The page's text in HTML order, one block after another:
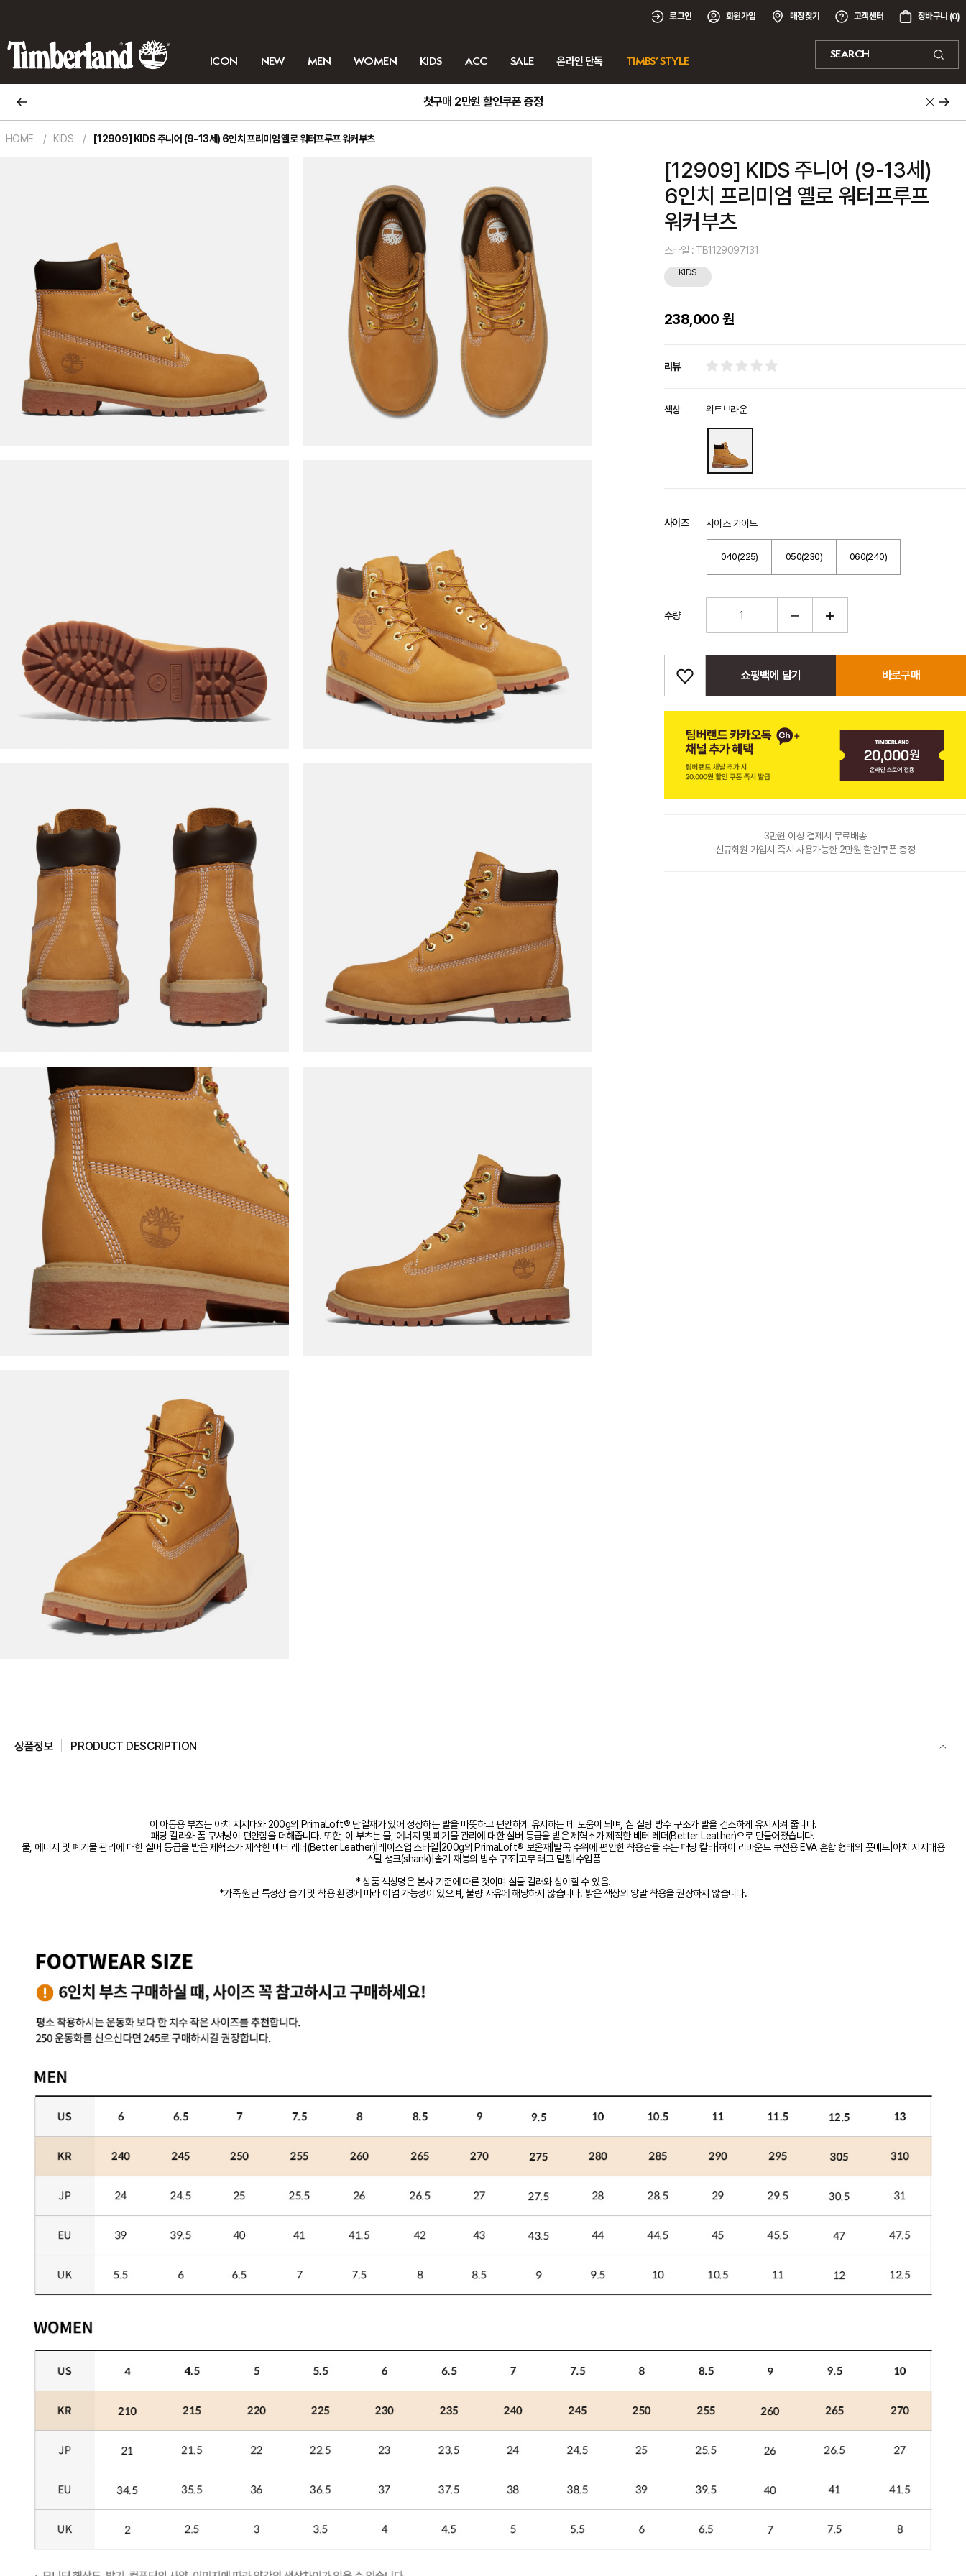
로그인 회원가입 매장찾기 고객센터 장바구니 (0)
ICON NEW MEN WOMEN KIDS ACC SALE 온라인 단독 TIMBS’ STYLE
SEARCH
첫구매 2만원 할인쿠폰 증정
HOME KIDS [12909] KIDS 주니어 (9-13세) 6인치 프리미엄 옐로 워터프루프 워커부츠
[12909] KIDS 주니어 (9-13세)
6인치 프리미엄 옐로 워터프루프
워커부츠
스타일 : TB1129097131
KIDS
238,000 원
리뷰
색상 위트브라운
사이즈 사이즈 가이드
040(225) 050(230) 060(240)
수량
쇼핑백에 담기 바로구매
3만원 이상 결제시 무료배송
신규회원 가입시 즉시 사용가능한 2만원 할인쿠폰 증정
상품정보 PRODUCT DESCRIPTION
이 아동용 부츠는 아치 지지대와 200g의 PrimaLoft® 단열재가 있어 성장하는 발을 따뜻하고 편안하게 유지하는 데 도움이 되며, 심 실링 방수 구조가 발을 건조하게 유지시켜 줍니다.
패딩 칼라와 폼 쿠셔닝이 편안함을 더해줍니다. 또한, 이 부츠는 물, 에너지 및 폐기물 관리에 대한 실버 등급을 받은 제혁소가 제작한 베터 레더(Better Leather)으로 만들어졌습니다.
물, 에너지 및 폐기물 관리에 대한 실버 등급을 받은 제혁소가 제작한 베터 레더(Better Leather)|레이스업 스타일|200g의 PrimaLoft® 보온재|발목 주위에 편안한 착용감을 주는 패딩 칼라|하이 리바운드 쿠션용 EVA 혼합 형태의 풋베드|아치 지지대용
스틸 섕크(shank)|솔기 재봉의 방수 구조|고무 러그 밑창|수입품
* 상품 색상명은 본사 기준에 따른 것이며 실물 컬러와 상이할 수 있음.
*가죽 원단 특성상 습기 및 착용 환경에 따라 이염 가능성이 있으며, 불량 사유에 해당하지 않습니다. 밝은 색상의 양말 착용을 권장하지 않습니다.